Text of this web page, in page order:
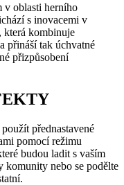
v oblasti herního
s inovacemi v
kombinuje
přináší tak úchvatné
přizpůsobení
přednastavené
pomocí režimu
budou ladit s vaším
nebo se podělte